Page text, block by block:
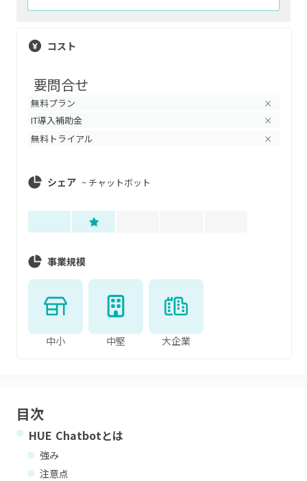
コスト
要問合せ
無料プラン ×
IT導入補助金 ×
無料トライアル ×
シェア ~ チャットボット
事業規模
中小 中堅 大企業
目次
HUE Chatbotとは
強み
注意点